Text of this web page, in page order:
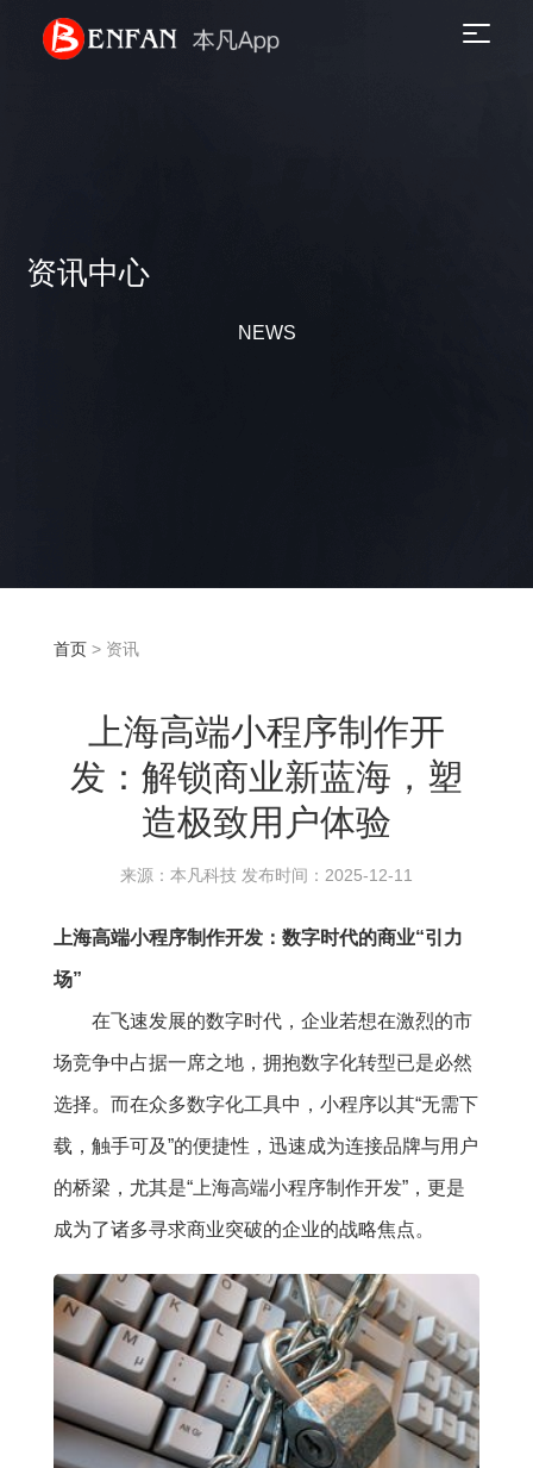
资讯中心
NEWS
首页> 资讯
上海高端小程序制作开
发：解锁商业新蓝海，塑
造极致用户体验
来源：本凡科技 发布时间：2025-12-11
上海高端小程序制作开发：数字时代的商业“引力
场”
在飞速发展的数字时代，企业若想在激烈的市
场竞争中占据一席之地，拥抱数字化转型已是必然
选择。而在众多数字化工具中，小程序以其“无需下
载，触手可及”的便捷性，迅速成为连接品牌与用户
的桥梁，尤其是“上海高端小程序制作开发”，更是
成为了诸多寻求商业突破的企业的战略焦点。